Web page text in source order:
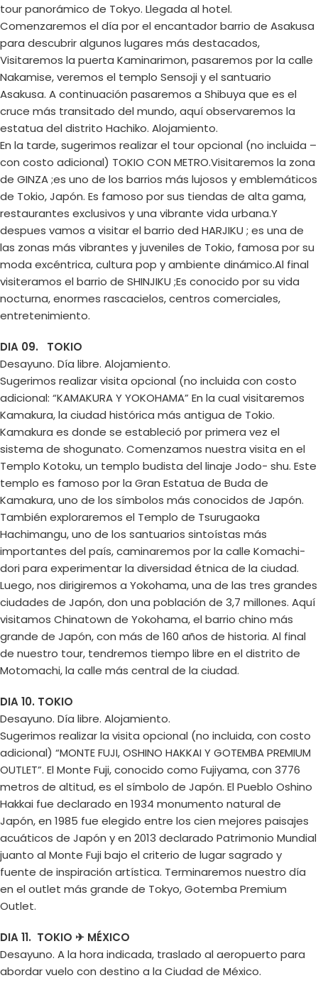
tour panorámico de Tokyo. Llegada al hotel.
Comenzaremos el día por el encantador barrio de Asakusa
para descubrir algunos lugares más destacados,
Visitaremos la puerta Kaminarimon, pasaremos por la calle
Nakamise, veremos el templo Sensoji y el santuario
Asakusa. A continuación pasaremos a Shibuya que es el
cruce más transitado del mundo, aquí observaremos la
estatua del distrito Hachiko. Alojamiento.
En la tarde, sugerimos realizar el tour opcional (no incluida –
con costo adicional) TOKIO CON METRO.Visitaremos la zona
de GINZA ;es uno de los barrios más lujosos y emblemáticos
de Tokio, Japón. Es famoso por sus tiendas de alta gama,
restaurantes exclusivos y una vibrante vida urbana.Y
despues vamos a visitar el barrio ded HARJIKU ; es una de
las zonas más vibrantes y juveniles de Tokio, famosa por su
moda excéntrica, cultura pop y ambiente dinámico.Al final
visiteramos el barrio de SHINJIKU ;Es conocido por su vida
nocturna, enormes rascacielos, centros comerciales,
entretenimiento.
DIA 09. TOKIO
Desayuno. Día libre. Alojamiento.
Sugerimos realizar visita opcional (no incluida con costo
adicional: “KAMAKURA Y YOKOHAMA” En la cual visitaremos
Kamakura, la ciudad histórica más antigua de Tokio.
Kamakura es donde se estableció por primera vez el
sistema de shogunato. Comenzamos nuestra visita en el
Templo Kotoku, un templo budista del linaje Jodo- shu. Este
templo es famoso por la Gran Estatua de Buda de
Kamakura, uno de los símbolos más conocidos de Japón.
También exploraremos el Templo de Tsurugaoka
Hachimangu, uno de los santuarios sintoístas más
importantes del país, caminaremos por la calle Komachi-
dori para experimentar la diversidad étnica de la ciudad.
Luego, nos dirigiremos a Yokohama, una de las tres grandes
ciudades de Japón, don una población de 3,7 millones. Aquí
visitamos Chinatown de Yokohama, el barrio chino más
grande de Japón, con más de 160 años de historia. Al final
de nuestro tour, tendremos tiempo libre en el distrito de
Motomachi, la calle más central de la ciudad.
DIA 10. TOKIO
Desayuno. Día libre. Alojamiento.
Sugerimos realizar la visita opcional (no incluida, con costo
adicional) “MONTE FUJI, OSHINO HAKKAI Y GOTEMBA PREMIUM
OUTLET”. El Monte Fuji, conocido como Fujiyama, con 3776
metros de altitud, es el símbolo de Japón. El Pueblo Oshino
Hakkai fue declarado en 1934 monumento natural de
Japón, en 1985 fue elegido entre los cien mejores paisajes
acuáticos de Japón y en 2013 declarado Patrimonio Mundial
juanto al Monte Fuji bajo el criterio de lugar sagrado y
fuente de inspiración artística. Terminaremos nuestro día
en el outlet más grande de Tokyo, Gotemba Premium
Outlet.
DIA 11. TOKIO ✈ MÉXICO
Desayuno. A la hora indicada, traslado al aeropuerto para
abordar vuelo con destino a la Ciudad de México.